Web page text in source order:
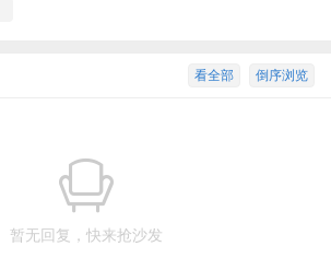
倒序浏览
看全部
暂无回复，快来抢沙发